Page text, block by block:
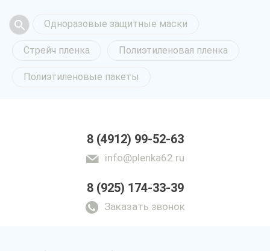
Одноразовые защитные маски
Стрейч пленка Полиэтиленовая пленка
Полиэтиленовые пакеты
8 (4912) 99-52-63
info@plenka62.ru
8 (925) 174-33-39
Заказать звонок